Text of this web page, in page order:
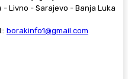
Livno - Sarajevo - Banja Luka
borakinfo1@gmail.com